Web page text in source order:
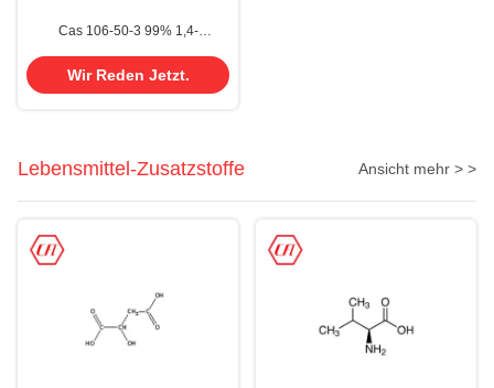
Cas 106-50-3 99% 1,4-
Phenylendiamin PPD PDA
Wir Reden Jetzt.
Lebensmittel-Zusatzstoffe Ansicht mehr > >